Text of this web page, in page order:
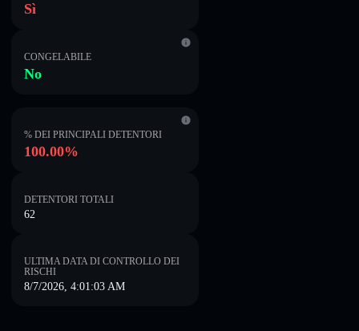
Sì
CONGELABILE
No
% DEI PRINCIPALI DETENTORI
100.00%
DETENTORI TOTALI
62
ULTIMA DATA DI CONTROLLO DEI
RISCHI
8/7/2026, 4:01:03 AM